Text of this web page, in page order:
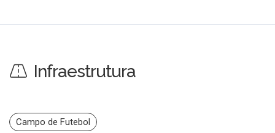
Infraestrutura
Campo de Futebol